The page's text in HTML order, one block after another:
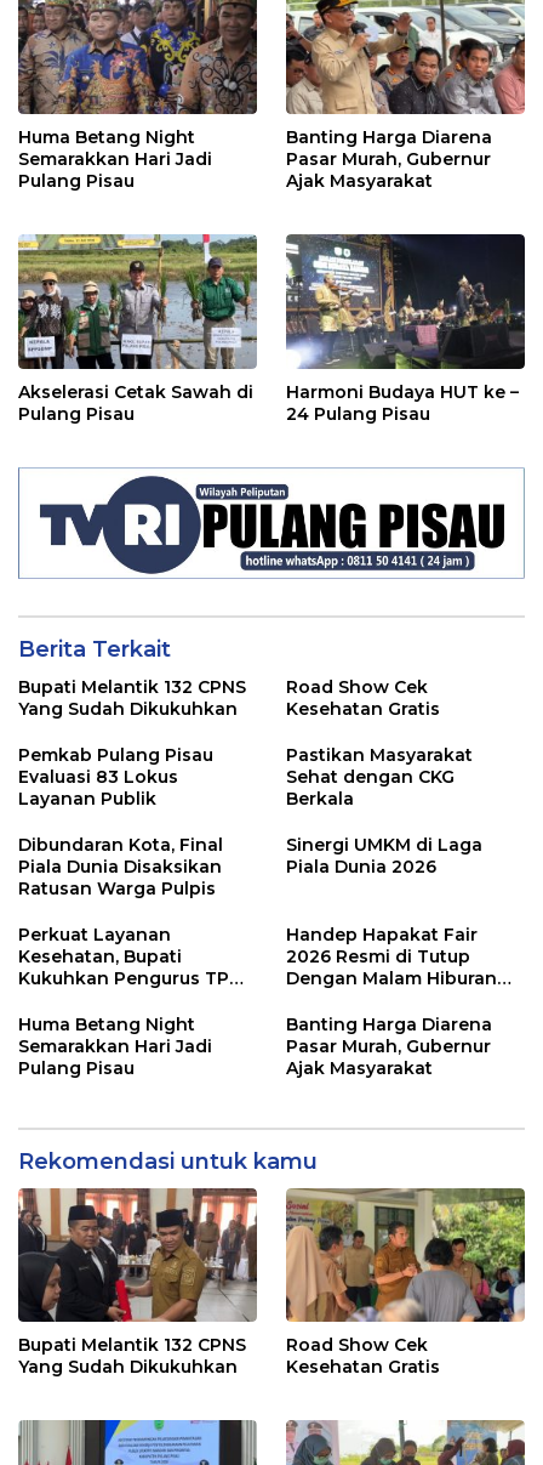
Huma Betang Night
Semarakkan Hari Jadi
Pulang Pisau
Banting Harga Diarena
Pasar Murah, Gubernur
Ajak Masyarakat
Akselerasi Cetak Sawah di
Pulang Pisau
Harmoni Budaya HUT ke –
24 Pulang Pisau
Berita Terkait
Bupati Melantik 132 CPNS
Yang Sudah Dikukuhkan
Road Show Cek
Kesehatan Gratis
Pemkab Pulang Pisau
Evaluasi 83 Lokus
Layanan Publik
Pastikan Masyarakat
Sehat dengan CKG
Berkala
Dibundaran Kota, Final
Piala Dunia Disaksikan
Ratusan Warga Pulpis
Sinergi UMKM di Laga
Piala Dunia 2026
Perkuat Layanan
Kesehatan, Bupati
Kukuhkan Pengurus TP
Handep Hapakat Fair
2026 Resmi di Tutup
Dengan Malam Hiburan
Huma Betang Night
Semarakkan Hari Jadi
Pulang Pisau
Banting Harga Diarena
Pasar Murah, Gubernur
Ajak Masyarakat
Rekomendasi untuk kamu
Bupati Melantik 132 CPNS
Yang Sudah Dikukuhkan
Road Show Cek
Kesehatan Gratis